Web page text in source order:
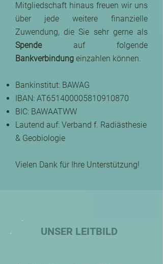
Mitgliedschaft hinaus freuen wir uns
über jede weitere finanzielle
Zuwendung, die Sie sehr gerne als
Spende auf folgende
Bankverbindung einzahlen können.
Bankinstitut: BAWAG
IBAN: AT651400005810910870
BIC: BAWAATWW
Lautend auf: Verband f. Radiästhesie
& Geobiologie
Vielen Dank für Ihre Unterstützung!
UNSER LEITBILD